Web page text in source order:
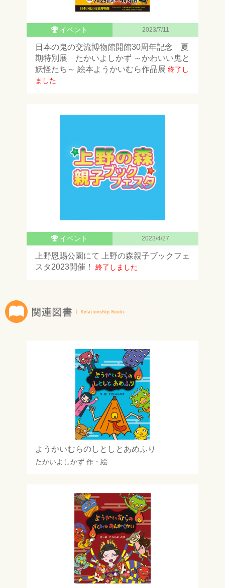
イベント 2023/7/11
日本の鬼の交流博物館開館30周年記念 夏
期特別展 たかいよしかず ～かわいい鬼と
妖怪たち～ 絵本ようかいむら作品展 終了し
ました
イベント 2023/4/27
上野恩賜公園にて 上野の森親子ブックフェ
スタ2023開催！
終了しました
ようかいむらのしとしとあめふり
たかいよしかず作・絵